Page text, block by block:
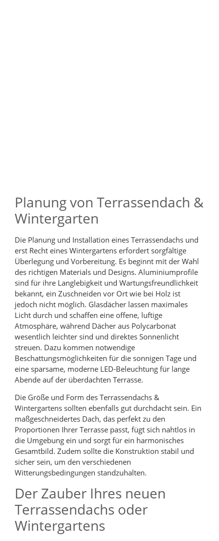
Planung von Terrassendach &
Wintergarten
Die Planung und Installation eines Terrassendachs und
erst Recht eines Wintergartens erfordert sorgfältige
Überlegung und Vorbereitung. Es beginnt mit der Wahl
des richtigen Materials und Designs. Aluminiumprofile
sind für ihre Langlebigkeit und Wartungsfreundlichkeit
bekannt, ein Zuschneiden vor Ort wie bei Holz ist
jedoch nicht möglich. Glasdächer lassen maximales
Licht durch und schaffen eine offene, luftige
Atmosphäre, während Dächer aus Polycarbonat
wesentlich leichter sind und direktes Sonnenlicht
streuen. Dazu kommen notwendige
Beschattungsmöglichkeiten für die sonnigen Tage und
eine sparsame, moderne LED-Beleuchtung für lange
Abende auf der überdachten Terrasse.
Die Größe und Form des Terrassendachs &
Wintergartens sollten ebenfalls gut durchdacht sein. Ein
maßgeschneidertes Dach, das perfekt zu den
Proportionen Ihrer Terrasse passt, fügt sich nahtlos in
die Umgebung ein und sorgt für ein harmonisches
Gesamtbild. Zudem sollte die Konstruktion stabil und
sicher sein, um den verschiedenen
Witterungsbedingungen standzuhalten.
Der Zauber Ihres neuen
Terrassendachs oder
Wintergartens